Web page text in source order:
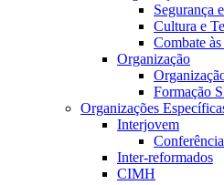
Segurança
Cultura e
Combate
Organização
Formação
Organizações
Interjovem
Inter-reformados
CIMH